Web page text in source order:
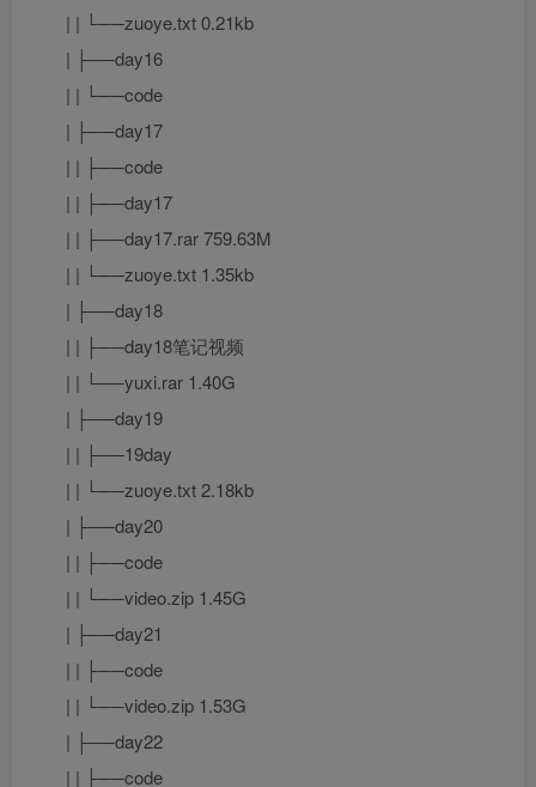
| | └──zuoye.txt 0.21kb
| ├──day16
| | └──code
| ├──day17
| | ├──code
| | ├──day17
| | ├──day17.rar 759.63M
| | └──zuoye.txt 1.35kb
| ├──day18
| | ├──day18笔记视频
| | └──yuxi.rar 1.40G
| ├──day19
| | ├──19day
| | └──zuoye.txt 2.18kb
| ├──day20
| | ├──code
| | └──video.zip 1.45G
| ├──day21
| | ├──code
| | └──video.zip 1.53G
| ├──day22
| | ├──code